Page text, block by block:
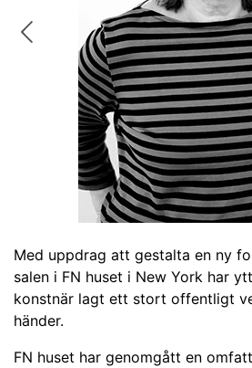
Previous
Med uppdrag att gestalta en ny
salen i FN huset i New York har
konstnär lagt ett stort offentligt
händer.
FN huset har genomgått en